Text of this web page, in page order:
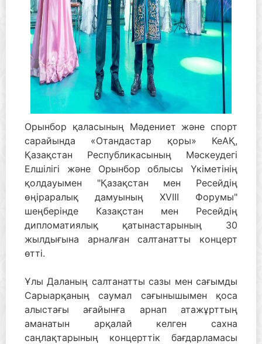
Орынбор қаласының Мәдениет және спорт
сарайында «Отандастар қоры» КеАҚ,
Қазақстан Республикасының Мәскеудегі
Елшілігі және Орынбор облысы Үкіметінің
қолдауымен "Қазақстан мен Ресейдің
өңіраралық дамуының XVIII Форумы"
шеңберінде Казақстан мен Ресейдің
дипломатиялық қатынастарының 30
жылдығына арналған салтанатты концерт
өтті.
Ұлы Даланың салтанатты сазы мен сағымды
Сарыарқаның саумал сағынышымен қоса
алыстағы ағайынға арнап атажұрттың
аманатын арқалай келген сахна
саңлақтарының концерттік бағдарламасы